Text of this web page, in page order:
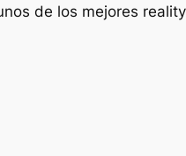
de los mejores